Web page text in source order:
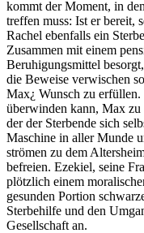
kommt der Moment, in
treffen muss: Ist er bereit,
Rachel ebenfalls ein
Zusammen mit einem
Beruhigungsmittel
die Beweise verwischen
Max¿ Wunsch zu
überwinden kann, Max
der der Sterbende sich
Maschine in aller Munde
strömen zu dem
befreien. Ezekiel, seine
plötzlich einem
gesunden Portion
Sterbehilfe und den
Gesellschaft an.